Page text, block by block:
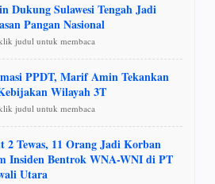
Dukung Sulawesi Tengah Jadi
Pangan Nasional
judul untuk membaca
PPDT, Marif Amin Tekankan
Wilayah 3T
judul untuk membaca
2 Tewas, 11 Orang Jadi Korban
Insiden Bentrok WNA-WNI di PT
Utara